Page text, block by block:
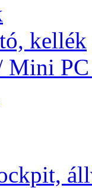
kellék
Mini